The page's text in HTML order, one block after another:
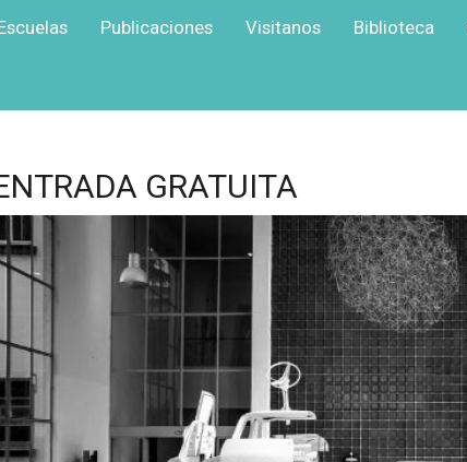
Publicaciones Visitanos Biblioteca
GRATUITA